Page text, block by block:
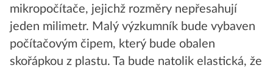
mikropočítače, jejichž rozměry nepřesahují
jeden milimetr. Malý výzkumník bude vybaven
počítačovým čipem, který bude obalen
skořápkou z plastu. Ta bude natolik elastická, že